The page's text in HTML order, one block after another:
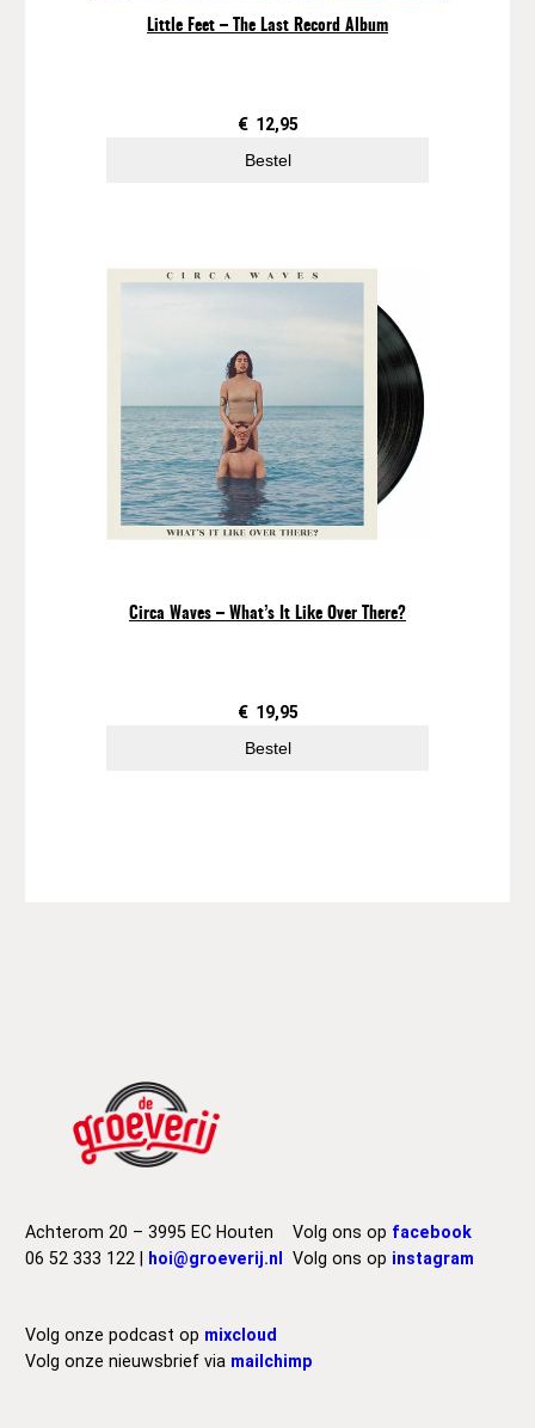
Little Feet – The Last Record Album
€ 12,95
Bestel
Circa Waves – What’s It Like Over There?
€ 19,95
Bestel
Achterom 20 – 3995 EC Houten
06 52 333 122 | hoi@groeverij.nl
Volg ons op facebook
Volg ons op instagram
Volg onze podcast op mixcloud
Volg onze nieuwsbrief via mailchimp